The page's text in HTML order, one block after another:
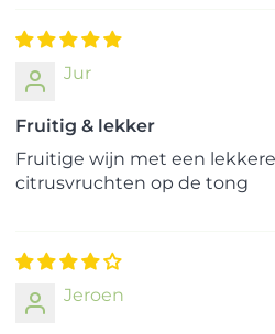
Jur
Fruitig & lekker
Fruitige wijn met een
citrusvruchten op de tong
Jeroen